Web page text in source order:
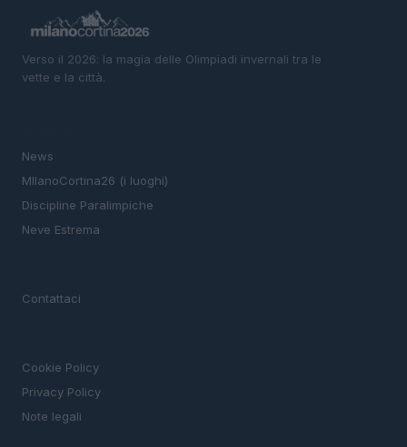
Verso il 2026: la magia delle Olimpiadi invernali tra le
vette e la città.
News
MIlanoCortina26 (i luoghi)
Discipline Paralimpiche
Neve Estrema
Contattaci
Cookie Policy
Privacy Policy
Note legali